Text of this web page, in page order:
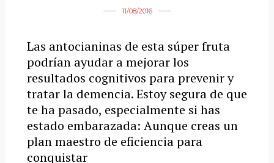
11/08/2016
Las antocianinas de esta súper fruta
podrían ayudar a mejorar los
resultados cognitivos para prevenir y
tratar la demencia. Estoy segura de que
te ha pasado, especialmente si has
estado embarazada: Aunque creas un
plan maestro de eficiencia para
conquistar